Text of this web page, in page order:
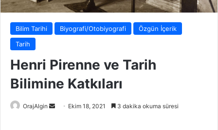
Bilim Tarihi Biyografi/Otobiyografi
Özgün İçerik
Tarih
Henri Pirenne ve Tarih
Bilimine Katkıları
OrajAlgin
Bir
Ekim 18, 2021 3 dakika okuma süresi